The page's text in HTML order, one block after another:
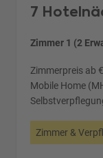
7
Zimmer 1 (2
Zimmerpreis ab
Mobile Home
Zimmer &